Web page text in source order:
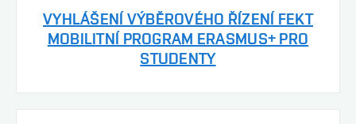
VYHLÁŠENÍ VÝBĚROVÉHO ŘÍZENÍ FEKT
MOBILITNÍ PROGRAM ERASMUS+ PRO
STUDENTY